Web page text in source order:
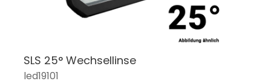
SLS 25° Wechsellinse
led19101